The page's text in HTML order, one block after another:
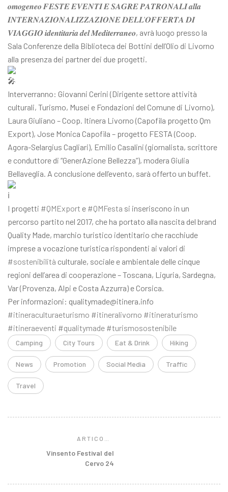
𝒐𝒎𝒐𝒈𝒆𝒏𝒆𝒐 𝑭𝑬𝑺𝑻𝑬 𝑬𝑽𝑬𝑵𝑻𝑰 𝑬 𝑺𝑨𝑮𝑹𝑬 𝑷𝑨𝑻𝑹𝑶𝑵𝑨𝑳𝑰 𝒂𝒍𝒍𝒂
𝑰𝑵𝑻𝑬𝑹𝑵𝑨𝒁𝑰𝑶𝑵𝑨𝑳𝑰𝒁𝒁𝑨𝒁𝑰𝑶𝑵𝑬 𝑫𝑬𝑳𝑳’𝑶𝑭𝑭𝑬𝑹𝑻𝑨 𝑫𝑰
𝑽𝑰𝑨𝑮𝑮𝑰𝑶 𝒊𝒅𝒆𝒏𝒕𝒊𝒕𝒂𝒓𝒊𝒂 𝒅𝒆𝒍 𝑴𝒆𝒅𝒊𝒕𝒆𝒓𝒓𝒂𝒏𝒆𝒐, avrà luogo presso la
Sala Conferenze della Biblioteca dei Bottini dell’Olio di Livorno
alla presenza dei partner dei due progetti.
Interverranno: Giovanni Cerini (Dirigente settore attività
culturali, Turismo, Musei e Fondazioni del Comune di Livorno),
Laura Giuliano – Coop. Itinera Livorno (Capofila progetto Qm
Export), Jose Monica Capofila – progetto FESTA (Coop.
Agora-Selargius Cagliari), Emilio Casalini (giornalista, scrittore
e conduttore di “GenerAzione Bellezza”), modera Giulia
Bellaveglia. A conclusione dell’evento, sarà offerto un buffet.
I progetti #QMExport e #QMFesta si inseriscono in un
percorso partito nel 2017, che ha portato alla nascita del brand
Quality Made, marchio turistico identitario che racchiude
imprese a vocazione turistica rispondenti ai valori di
#sostenibilità culturale, sociale e ambientale delle cinque
regioni dell’area di cooperazione – Toscana, Liguria, Sardegna,
Var (Provenza, Alpi e Costa Azzurra) e Corsica.
Per informazioni: qualitymade@itinera.info
#itineraculturaeturismo #itineralivorno #itineraturismo
#itineraeventi #qualitymade #turismosostenibile
Camping City Tours Eat & Drink Hiking
News Promotion Social Media Traffic
Travel
ARTICOLO
SUCCESSIVO
Vinsento Festival del
Cervo 24